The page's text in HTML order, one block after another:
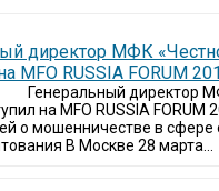
директор МФК
MFO RUSSIA FORUM
Генеральный директор
на MFO RUSSIA FORUM
о мошенничестве в сфере
В Москве 28 марта...